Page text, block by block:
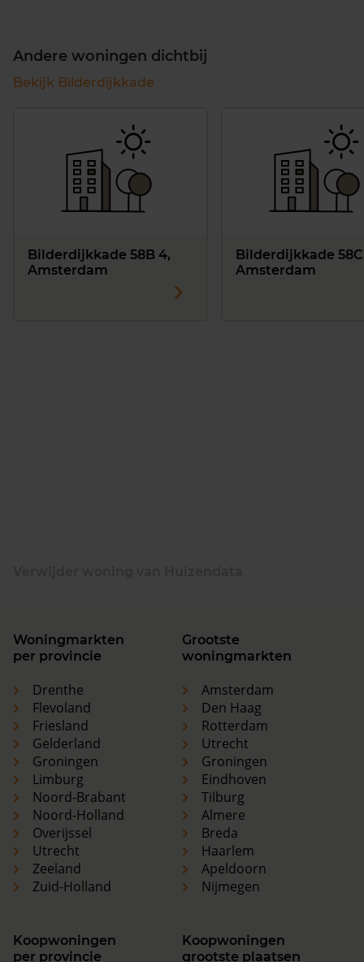
Andere woningen dichtbij
Bekijk Bilderdijkkade
Bilderdijkkade 58B 4,
Amsterdam
Bilderdijkkade
Amsterdam
Woningmarkten
per provincie
Drenthe
Flevoland
Friesland
Gelderland
Groningen
Limburg
Noord-Brabant
Noord-Holland
Overijssel
Utrecht
Zeeland
Zuid-Holland
Grootste
woningmarkten
Amsterdam
Den Haag
Rotterdam
Utrecht
Groningen
Eindhoven
Tilburg
Almere
Breda
Haarlem
Apeldoorn
Nijmegen
Koopwoningen
per provincie
Koopwoningen
grootste plaatsen